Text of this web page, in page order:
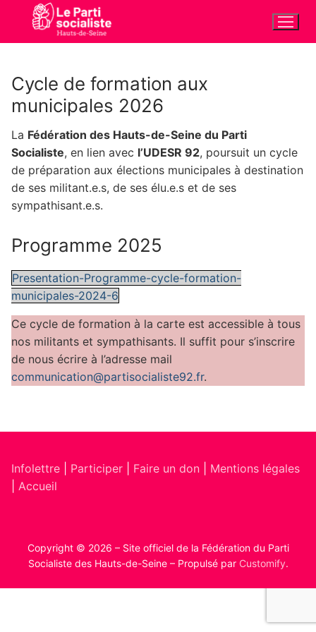
contenu
Cycle de formation aux
municipales 2026
La Fédération des Hauts-de-Seine du Parti
Socialiste, en lien avec l’UDESR 92, poursuit un cycle
de préparation aux élections municipales à destination
de ses militant.e.s, de ses élu.e.s et de ses
sympathisant.e.s.
Programme 2025
Presentation-Programme-cycle-formation-
municipales-2024-6
Ce cycle de formation à la carte est accessible à tous
nos militants et sympathisants. Il suffit pour s’inscrire
de nous écrire à l’adresse mail
communication@partisocialiste92.fr.
Infolettre Participer Faire un don
Mentions légales
Accueil
Copyright © 2026 – Site officiel de la Fédération du Parti
Socialiste des Hauts-de-Seine – Propulsé par Customify.